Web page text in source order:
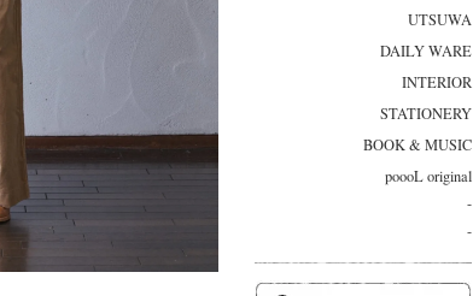
UTSUWA
DAILY WARE
INTERIOR
STATIONERY
BOOK & MUSIC
poooL original
-
-